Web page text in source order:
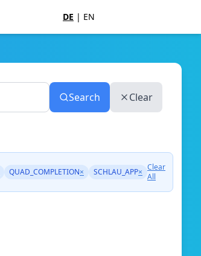
DE | EN
Search Clear
QUAD_COMPLETION× SCHLAU_APP× Clear
All